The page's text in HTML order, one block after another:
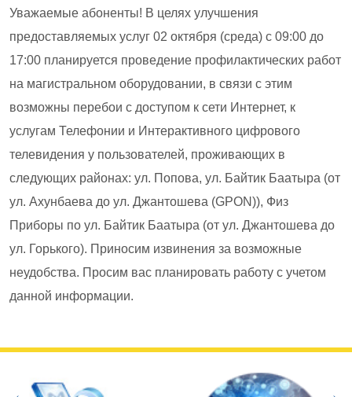
Уважаемые абоненты! В целях улучшения
предоставляемых услуг 02 октября (среда) с 09:00 до
17:00 планируется проведение профилактических работ
на магистральном оборудовании, в связи с этим
возможны перебои с доступом к сети Интернет, к
услугам Телефонии и Интерактивного цифрового
телевидения у пользователей, проживающих в
следующих районах: ул. Попова, ул. Байтик Баатыра (от
ул. Ахунбаева до ул. Джантошева (GPON)), Физ
Приборы по ул. Байтик Баатыра (от ул. Джантошева до
ул. Горького). Приносим извинения за возможные
неудобства. Просим вас планировать работу с учетом
данной информации.